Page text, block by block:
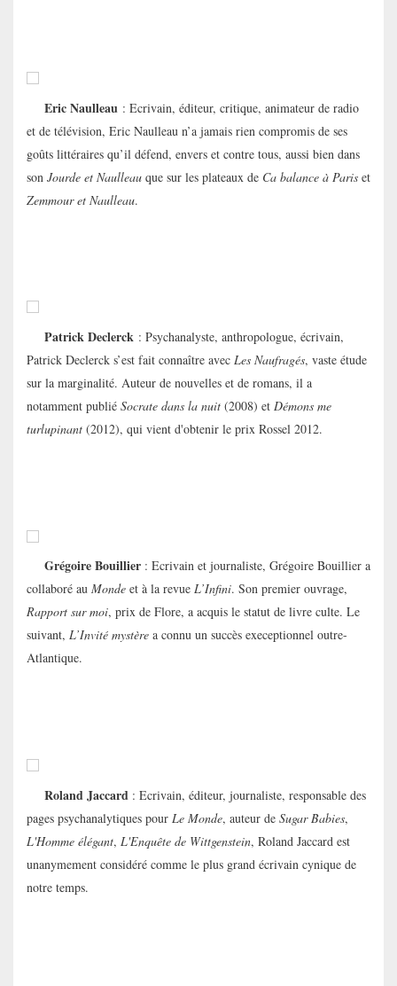
Eric Naulleau : Ecrivain, éditeur, critique, animateur de radio
et de télévision, Eric Naulleau n’a jamais rien compromis de ses
goûts littéraires qu’il défend, envers et contre tous, aussi bien dans
son Jourde et Naulleau que sur les plateaux de Ca balance à Paris et
Zemmour et Naulleau.
Patrick Declerck : Psychanalyste, anthropologue, écrivain,
Patrick Declerck s’est fait connaître avec Les Naufragés, vaste étude
sur la marginalité. Auteur de nouvelles et de romans, il a
notamment publié Socrate dans la nuit (2008) et Démons me
turlupinant (2012), qui vient d'obtenir le prix Rossel 2012.
Grégoire Bouillier : Ecrivain et journaliste, Grégoire Bouillier a
collaboré au Monde et à la revue L’Infini. Son premier ouvrage,
Rapport sur moi, prix de Flore, a acquis le statut de livre culte. Le
suivant, L’Invité mystère a connu un succès execeptionnel outre-
Atlantique.
Roland Jaccard : Ecrivain, éditeur, journaliste, responsable des
pages psychanalytiques pour Le Monde, auteur de Sugar Babies,
L'Homme élégant, L'Enquête de Wittgenstein, Roland Jaccard est
unanymement considéré comme le plus grand écrivain cynique de
notre temps.